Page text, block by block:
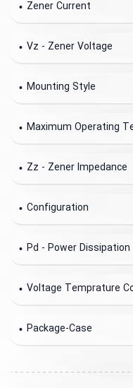
Minimum Operating
Packaging
Zener Current
Vz - Zener Voltage
Mounting Style
Maximum Operating
Zz - Zener Impedance
Configuration
Pd - Power
Voltage